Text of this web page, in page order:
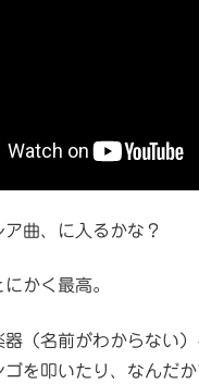
曲、に入るかな？
かく最高。
器（名前がわからない
ゴを叩いたり、なんだ